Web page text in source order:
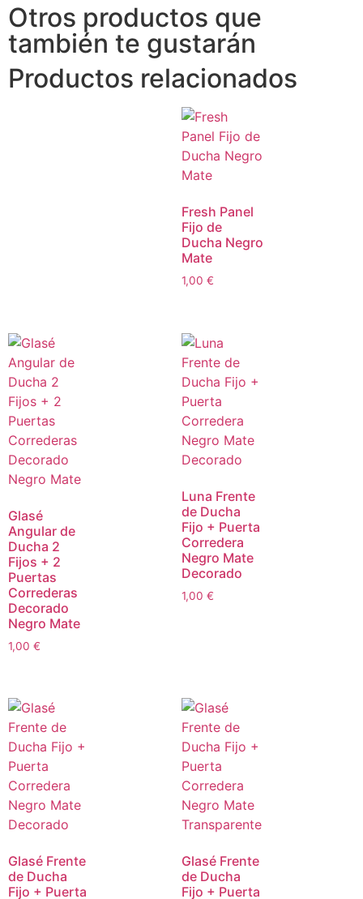
Otros productos que
también te gustarán
Productos relacionados
Fresh Panel
Fijo de
Ducha Negro
Mate
1,00 €
Glasé
Angular de
Ducha 2
Fijos + 2
Puertas
Correderas
Decorado
Negro Mate
1,00 €
Luna Frente
de Ducha
Fijo + Puerta
Corredera
Negro Mate
Decorado
1,00 €
Glasé Frente
de Ducha
Fijo + Puerta
Glasé Frente
de Ducha
Fijo + Puerta